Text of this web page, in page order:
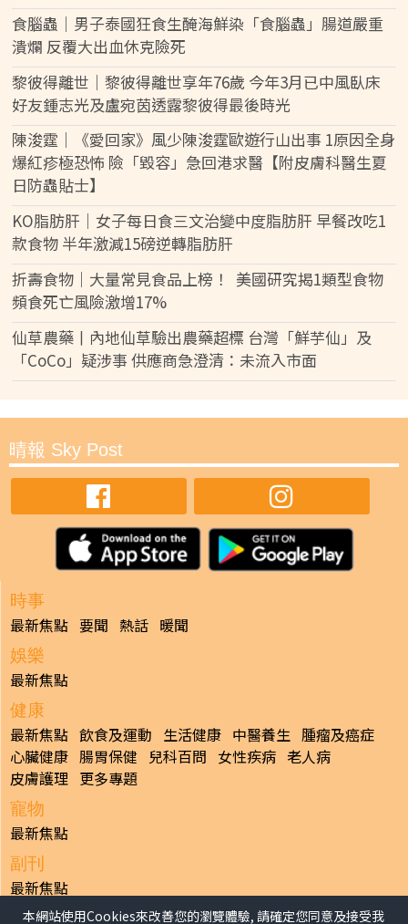
食腦蟲｜男子泰國狂食生醃海鮮染「食腦蟲」腸道嚴重
潰爛 反覆大出血休克險死
黎彼得離世｜黎彼得離世享年76歲 今年3月已中風臥床
好友鍾志光及盧宛茵透露黎彼得最後時光
陳浚霆｜《愛回家》風少陳浚霆歐遊行山出事 1原因全身
爆紅疹極恐怖 險「毀容」急回港求醫【附皮膚科醫生夏
日防蟲貼士】
KO脂肪肝｜女子每日食三文治變中度脂肪肝 早餐改吃1
款食物 半年激減15磅逆轉脂肪肝
折壽食物｜大量常見食品上榜！ 美國研究揭1類型食物
頻食死亡風險激增17%
仙草農藥丨內地仙草驗出農藥超標 台灣「鮮芋仙」及
「CoCo」疑涉事 供應商急澄清：未流入市面
晴報 Sky Post
時事
最新焦點 要聞 熱話 暖聞
娛樂
最新焦點
健康
最新焦點 飲食及運動 生活健康 中醫養生 腫瘤及癌症
心臟健康 腸胃保健 兒科百問 女性疾病 老人病
皮膚護理 更多專題
寵物
最新焦點
副刊
最新焦點
日報
本網站使用Cookies來改善您的瀏覽體驗, 請確定您同意及接受我